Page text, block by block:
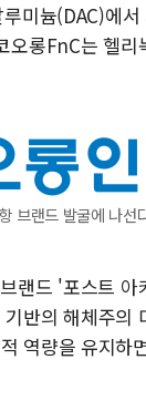
미늄(DAC)에
오롱FnC는 헬
브랜드 발굴에 나
랜드 '포스트
반의 해체주
역량을 유지하